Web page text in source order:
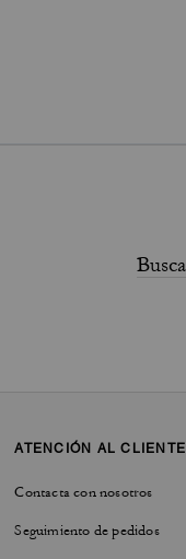
ATENCIÓN AL CLIENTE
Contacta con nosotros
Seguimiento de pedidos